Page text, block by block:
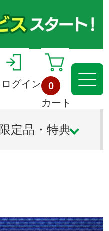
ログイン
0
カート
定品・特典